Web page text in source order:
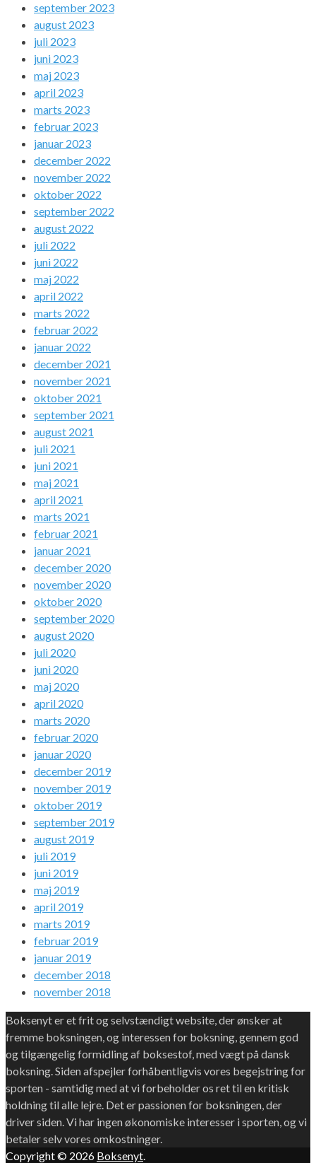
september 2023
august 2023
juli 2023
juni 2023
maj 2023
april 2023
marts 2023
februar 2023
januar 2023
december 2022
november 2022
oktober 2022
september 2022
august 2022
juli 2022
juni 2022
maj 2022
april 2022
marts 2022
februar 2022
januar 2022
december 2021
november 2021
oktober 2021
september 2021
august 2021
juli 2021
juni 2021
maj 2021
april 2021
marts 2021
februar 2021
januar 2021
december 2020
november 2020
oktober 2020
september 2020
august 2020
juli 2020
juni 2020
maj 2020
april 2020
marts 2020
februar 2020
januar 2020
december 2019
november 2019
oktober 2019
september 2019
august 2019
juli 2019
juni 2019
maj 2019
april 2019
marts 2019
februar 2019
januar 2019
december 2018
november 2018
Boksenyt er et frit og selvstændigt website, der ønsker at
fremme boksningen, og interessen for boksning, gennem god
og tilgængelig formidling af boksestof, med vægt på dansk
boksning. Siden afspejler forhåbentligvis vores begejstring for
sporten - samtidig med at vi forbeholder os ret til en kritisk
holdning til alle lejre. Det er passionen for boksningen, der
driver siden. Vi har ingen økonomiske interesser i sporten, og vi
betaler selv vores omkostninger.
Copyright © 2026 Boksenyt.